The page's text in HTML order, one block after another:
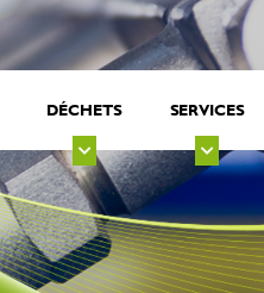
DÉCHETS SERVICES